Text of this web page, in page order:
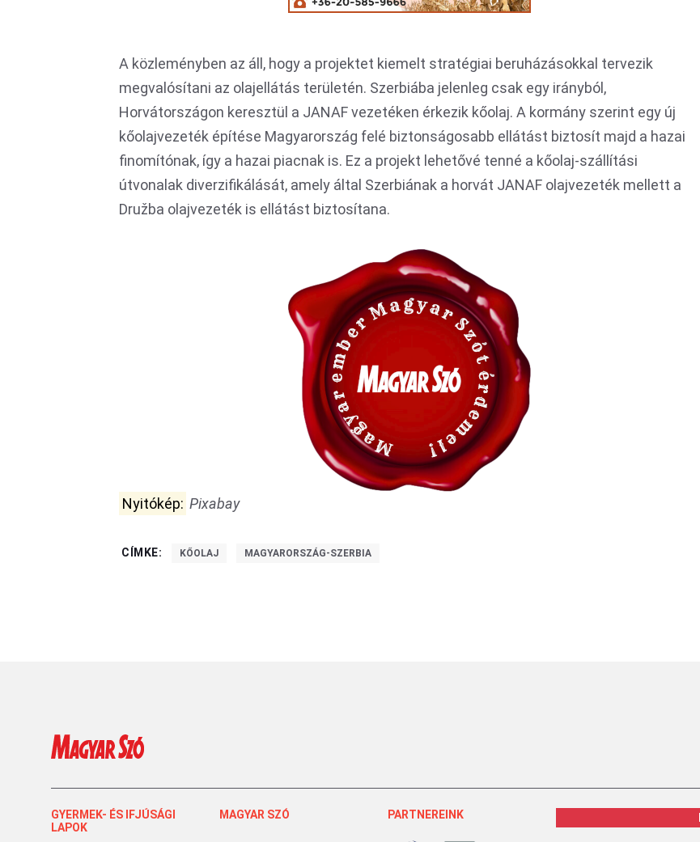
A közleményben az áll, hogy a projektet kiemelt stratégiai beruházásokkal tervezik
megvalósítani az olajellátás területén. Szerbiába jelenleg csak egy irányból,
Horvátországon keresztül a JANAF vezetéken érkezik kőolaj. A kormány szerint egy új
kőolajvezeték építése Magyarország felé biztonságosabb ellátást biztosít majd a hazai
finomítónak, így a hazai piacnak is. Ez a projekt lehetővé tenné a kőolaj-szállítási
útvonalak diverzifikálását, amely által Szerbiának a horvát JANAF olajvezeték mellett a
Družba olajvezeték is ellátást biztosítana.
Nyitókép: Pixabay
CÍMKE: KŐOLAJ MAGYARORSZÁG-SZERBIA
GYERMEK- ÉS IFJÚSÁGI
LAPOK
MAGYAR SZÓ PARTNEREINK